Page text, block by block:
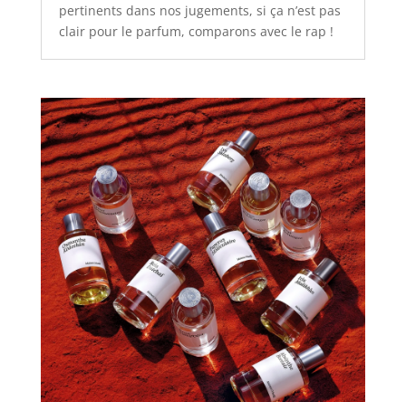
pertinents dans nos jugements, si ça n’est pas
clair pour le parfum, comparons avec le rap !